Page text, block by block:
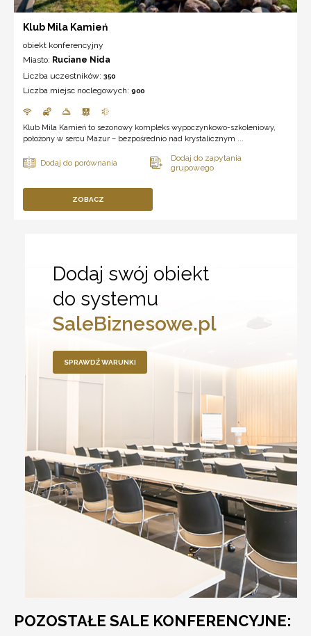
Klub Mila Kamień
obiekt konferencyjny
Miasto: Ruciane Nida
Liczba uczestników: 350
Liczba miejsc noclegowych: 900
Klub Mila Kamień to sezonowy kompleks wypoczynkowo-szkoleniowy,
położony w sercu Mazur – bezpośrednio nad krystalicznym ...
ZOBACZ
Dodaj swój obiekt
do systemu
SaleBiznesowe.pl
SPRAWDŹ WARUNKI
POZOSTAŁE SALE KONFERENCYJNE: